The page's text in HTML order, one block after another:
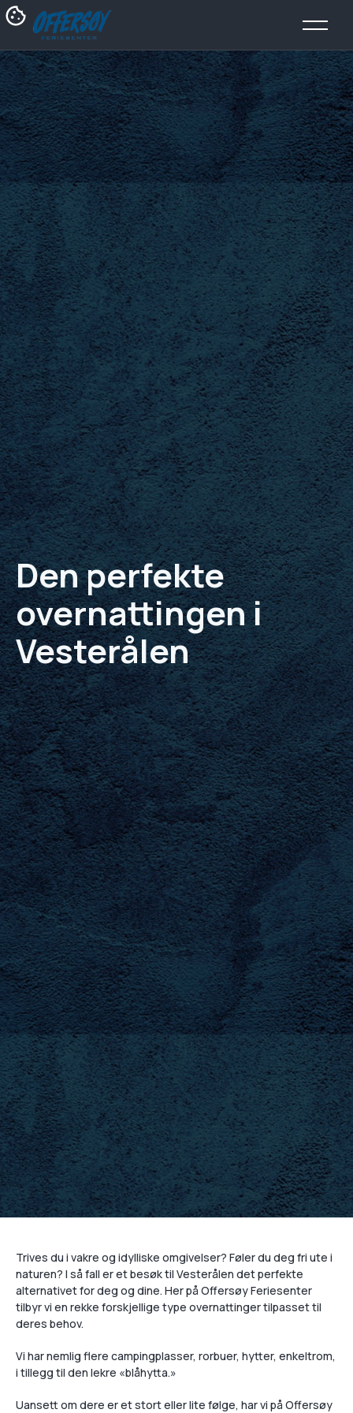
Den perfekte
overnattingen i
Vesterålen
Trives du i vakre og idylliske omgivelser? Føler du deg fri ute i
naturen? I så fall er et besøk til Vesterålen det perfekte
alternativet for deg og dine. Her på Offersøy Feriesenter
tilbyr vi en rekke forskjellige type overnattinger tilpasset til
deres behov.
Vi har nemlig flere campingplasser, rorbuer, hytter, enkeltrom,
i tillegg til den lekre «blåhytta.»
Uansett om dere er et stort eller lite følge, har vi på Offersøy